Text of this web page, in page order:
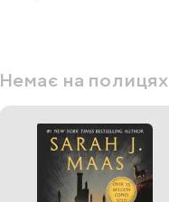
Немає на полицях